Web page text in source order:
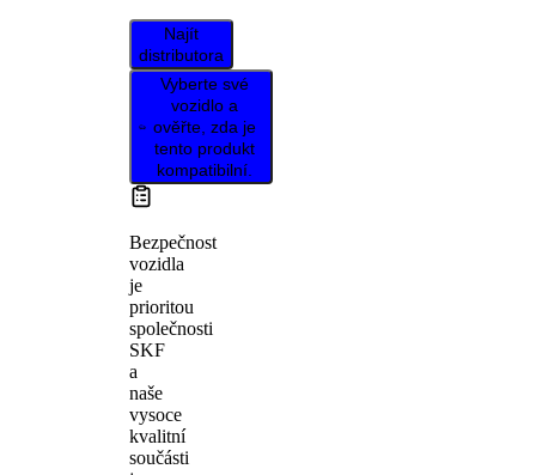
Najít
distributora
Vyberte své
vozidlo a
ověřte, zda je
tento produkt
kompatibilní.
Bezpečnost
vozidla
je
prioritou
společnosti
SKF
a
naše
vysoce
kvalitní
součásti